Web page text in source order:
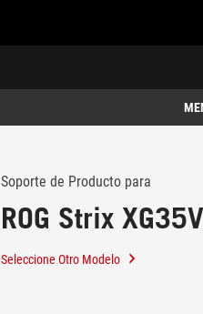
Soporte de Producto para
ROG Strix
Seleccione Otro Modelo